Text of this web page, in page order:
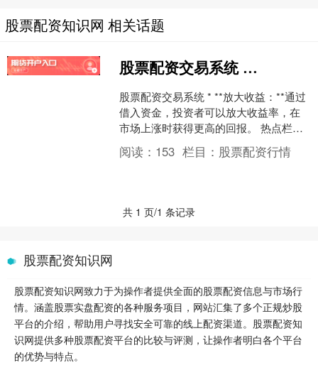
股票配资知识网 相关话题
股票配资交易系统 【鸡蛋月报】旺季支撑价格回暖 供给宽松格局难改
股票配资交易系统 * **放大收益：**通过
借入资金，投资者可以放大收益率，在
市场上涨时获得更高的回报。 热点栏目
自选股 数据中心 行情中心 资金流向 模
拟交....
阅读： 153 栏目： 股票配资行情
共 1 页/1 条记录
股票配资知识网
股票配资知识网致力于为操作者提供全面的股票配资信息与市场行
情。涵盖股票实盘配资的各种服务项目，网站汇集了多个正规炒股
平台的介绍，帮助用户寻找安全可靠的线上配资渠道。股票配资知
识网提供多种股票配资平台的比较与评测，让操作者明白各个平台
的优势与特点。